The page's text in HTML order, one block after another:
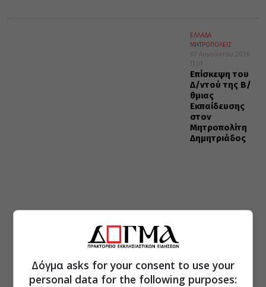
ΕΛΛΑΔΑ
ΜΗΤΡΟΠΟΛΕΙΣ
07 Αυγούστου 2026
11:01
Επίσκεψη του
Δ/ντού της Β/
θμιας
Εκπαίδευσης
στον
Μητροπολίτη
Δημητριάδος
Δόγμα asks for your consent to use your
personal data for the following purposes: